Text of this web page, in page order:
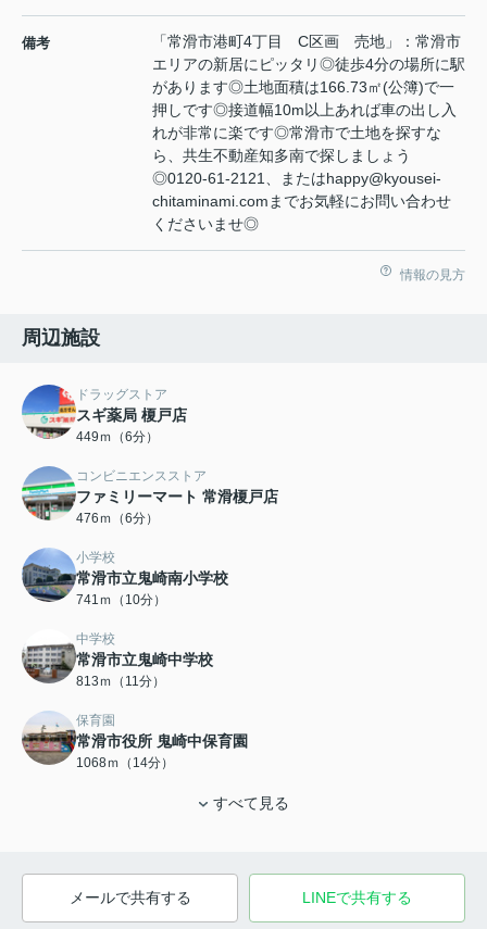
備考
「常滑市港町4丁目 C区画 売地」：常滑市
エリアの新居にピッタリ◎徒歩4分の場所に駅
があります◎土地面積は166.73㎡(公簿)で一
押しです◎接道幅10m以上あれば車の出し入
れが非常に楽です◎常滑市で土地を探すな
ら、共生不動産知多南で探しましょう
◎0120-61-2121、またはhappy@kyousei-
chitaminami.comまでお気軽にお問い合わせ
くださいませ◎
情報の見方
周辺施設
ドラッグストア
スギ薬局 榎戸店
449ｍ（6分）
コンビニエンスストア
ファミリーマート 常滑榎戸店
476ｍ（6分）
小学校
常滑市立鬼崎南小学校
741ｍ（10分）
中学校
常滑市立鬼崎中学校
813ｍ（11分）
保育園
常滑市役所 鬼崎中保育園
1068ｍ（14分）
すべて見る
メールで共有する LINEで共有する